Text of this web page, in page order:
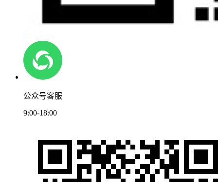
公众号客服
9:00-18:00